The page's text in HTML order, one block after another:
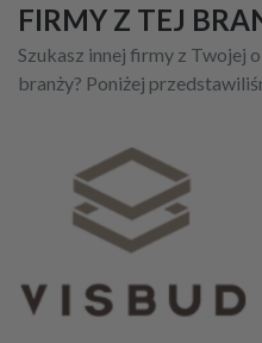
FIRMY Z TEJ
Szukasz innej firmy z Twojej
branży? Poniżej